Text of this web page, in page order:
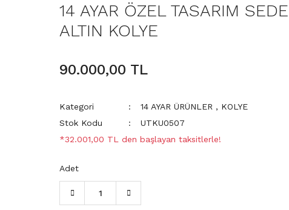
14 AYAR ÖZEL TASARIM
ALTIN KOLYE
90.000,00 TL
Kategori 14 AYAR ÜRÜNLER , KOLYE
Stok Kodu
UTKU0507
*32.001,00 TL den başlayan taksitlerle!
Adet